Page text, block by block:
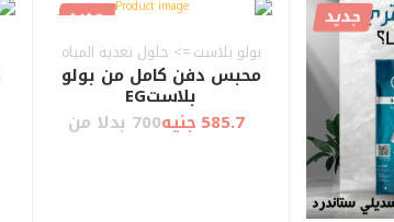
جديد جديد
بولو بلاست => حلول تغذية المياه
محبس دفن كامل من بولو
بلاستEG
585.7 جنيه
700 بدلا من